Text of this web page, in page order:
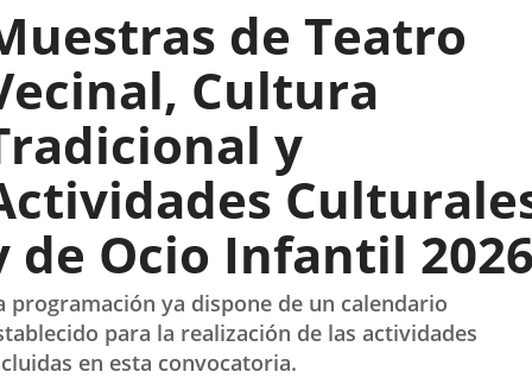
de Teatro
Cultura
y
de Ocio Infantil
programación ya dispone de un calendario
para la realización de las actividades
en esta convocatoria.